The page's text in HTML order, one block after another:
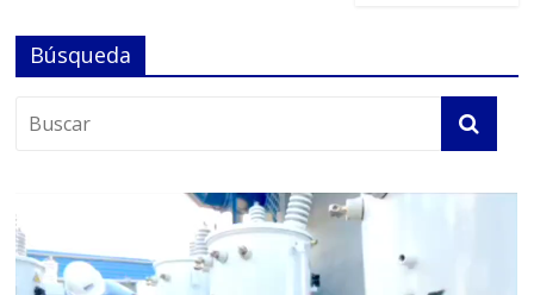
Búsqueda